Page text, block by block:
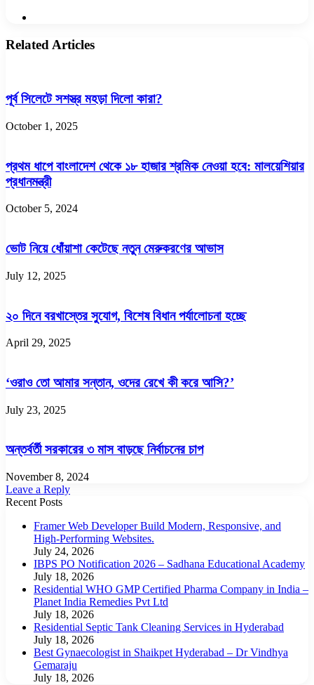
Related Articles
পূর্ব সিলেটে সশস্ত্র মহড়া দিলো কারা?
October 1, 2025
প্রথম ধাপে বাংলাদেশ থেকে ১৮ হাজার শ্রমিক নেওয়া হবে: মালয়েশিয়ার
প্রধানমন্ত্রী
October 5, 2024
ভোট নিয়ে ধোঁয়াশা কেটেছে নতুন মেরুকরণের আভাস
July 12, 2025
২০ দিনে বরখাস্তের সুযোগ, বিশেষ বিধান পর্যালোচনা হচ্ছে
April 29, 2025
‘ওরাও তো আমার সন্তান, ওদের রেখে কী করে আসি?’
July 23, 2025
অন্তর্বর্তী সরকারের ৩ মাস বাড়ছে নির্বাচনের চাপ
November 8, 2024
Leave a Reply
Recent Posts
Framer Web Developer Build Modern, Responsive, and
High-Performing Websites.
July 24, 2026
IBPS PO Notification 2026 – Sadhana Educational Academy
July 18, 2026
Residential WHO GMP Certified Pharma Company in India –
Planet India Remedies Pvt Ltd
July 18, 2026
Residential Septic Tank Cleaning Services in Hyderabad
July 18, 2026
Best Gynaecologist in Shaikpet Hyderabad – Dr Vindhya
Gemaraju
July 18, 2026